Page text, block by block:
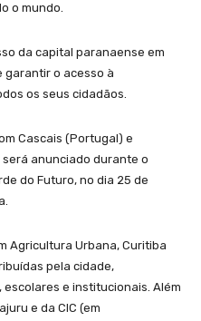
o mundo.
da capital paranaense em
o acesso à
os seus cidadãos.
Cascais (Portugal) e
anunciado durante o
do Futuro, no dia 25 de
Agricultura Urbana, Curitiba
pela cidade,
e institucionais. Além
e da CIC (em